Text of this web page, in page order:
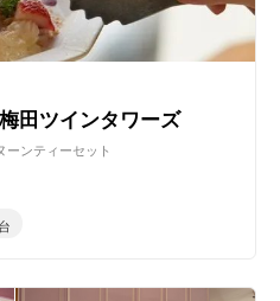
田ツインタワーズ
ンティーセット